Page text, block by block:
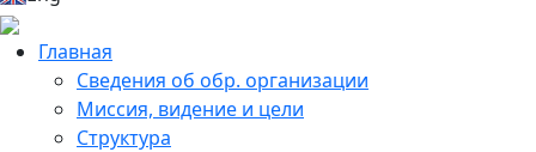
Главная
Сведения об обр. организации
Миссия, видение и цели
Структура